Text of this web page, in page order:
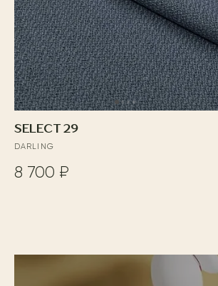
SELECT 29
DARLING
8 700 ₽